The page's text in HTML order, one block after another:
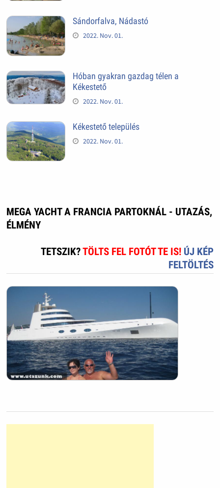
Sándorfalva, Nádastó
2022. Nov. 01.
Hóban gyakran gazdag télen a
Kékestető
2022. Nov. 01.
Kékestető település
2022. Nov. 01.
MEGA YACHT A FRANCIA PARTOKNÁL - UTAZÁS,
ÉLMÉNY
TETSZIK?TÖLTS FEL FOTÓT TE IS! ÚJ KÉP
FELTÖLTÉS